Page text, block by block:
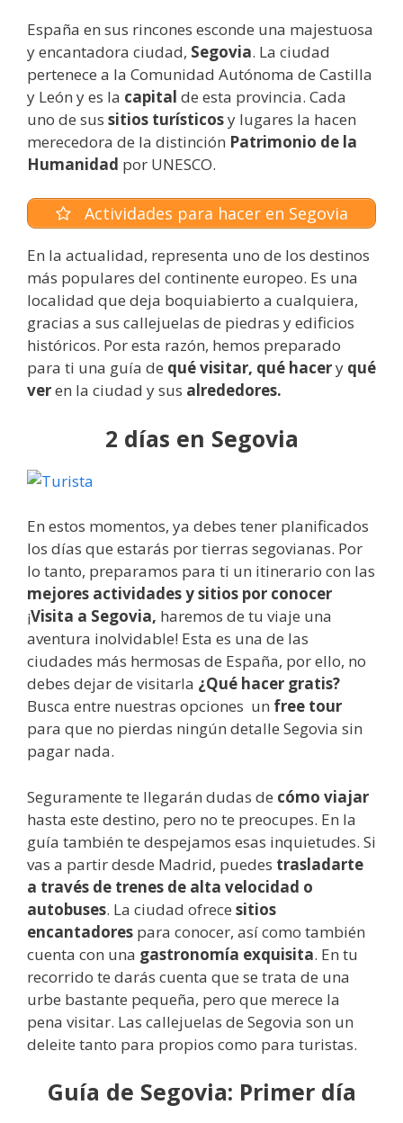
España en sus rincones esconde una majestuosa
y encantadora ciudad, Segovia. La ciudad
pertenece a la Comunidad Autónoma de Castilla
y León y es la capital de esta provincia. Cada
uno de sus sitios turísticosy lugares la hacen
merecedora de la distinción Patrimonio de la
Humanidad por UNESCO.
Actividades para hacer en Segovia
En la actualidad, representa uno de los destinos
más populares del continente europeo. Es una
localidad que deja boquiabierto a cualquiera,
gracias a sus callejuelas de piedras y edificios
históricos. Por esta razón, hemos preparado
para ti una guía de qué visitar, qué hacery qué
veren la ciudad y sus alrededores.
2 días en Segovia
En estos momentos, ya debes tener planificados
los días que estarás por tierras segovianas. Por
lo tanto, preparamos para ti un itinerario con las
mejores actividades y sitios por conocer
¡Visita a Segovia, haremos de tu viaje una
aventura inolvidable! Esta es una de las
ciudades más hermosas de España, por ello, no
debes dejar de visitarla ¿Qué hacer gratis?
Busca entre nuestras opciones un free tour
para que no pierdas ningún detalle Segovia sin
pagar nada.
Seguramente te llegarán dudas de cómo viajar
hasta este destino, pero no te preocupes. En la
guía también te despejamos esas inquietudes. Si
vas a partir desde Madrid, puedes trasladarte
a través de trenes de alta velocidad o
autobuses. La ciudad ofrece sitios
encantadores para conocer, así como también
cuenta con una gastronomía exquisita. En tu
recorrido te darás cuenta que se trata de una
urbe bastante pequeña, pero que merece la
pena visitar. Las callejuelas de Segovia son un
deleite tanto para propios como para turistas.
Guía de Segovia: Primer día